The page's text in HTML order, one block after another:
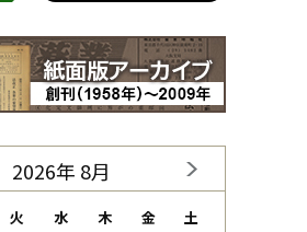
2026年 8月
火 水 木 金 土